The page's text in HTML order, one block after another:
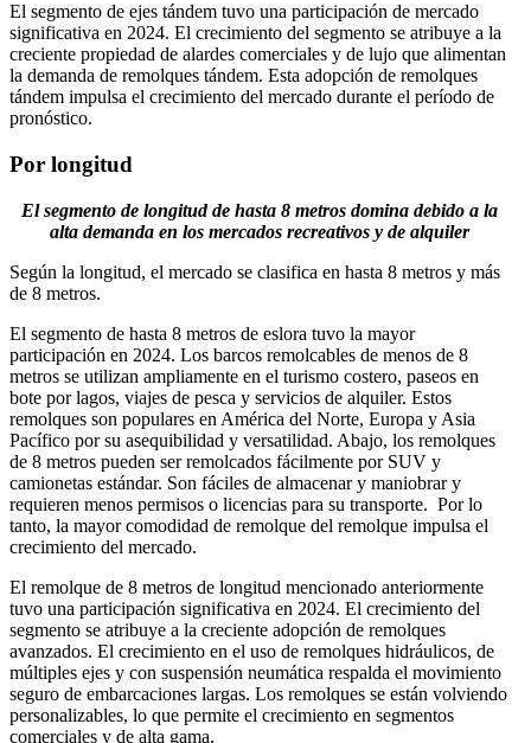
El segmento de ejes tándem tuvo una participación de mercado
significativa en 2024. El crecimiento del segmento se atribuye a la
creciente propiedad de alardes comerciales y de lujo que alimentan
la demanda de remolques tándem. Esta adopción de remolques
tándem impulsa el crecimiento del mercado durante el período de
pronóstico.
Por longitud
El segmento de longitud de hasta 8 metros domina debido a la
alta demanda en los mercados recreativos y de alquiler
Según la longitud, el mercado se clasifica en hasta 8 metros y más
de 8 metros.
El segmento de hasta 8 metros de eslora tuvo la mayor
participación en 2024. Los barcos remolcables de menos de 8
metros se utilizan ampliamente en el turismo costero, paseos en
bote por lagos, viajes de pesca y servicios de alquiler. Estos
remolques son populares en América del Norte, Europa y Asia
Pacífico por su asequibilidad y versatilidad. Abajo, los remolques
de 8 metros pueden ser remolcados fácilmente por SUV y
camionetas estándar. Son fáciles de almacenar y maniobrar y
requieren menos permisos o licencias para su transporte. Por lo
tanto, la mayor comodidad de remolque del remolque impulsa el
crecimiento del mercado.
El remolque de 8 metros de longitud mencionado anteriormente
tuvo una participación significativa en 2024. El crecimiento del
segmento se atribuye a la creciente adopción de remolques
avanzados. El crecimiento en el uso de remolques hidráulicos, de
múltiples ejes y con suspensión neumática respalda el movimiento
seguro de embarcaciones largas. Los remolques se están volviendo
personalizables, lo que permite el crecimiento en segmentos
comerciales y de alta gama.